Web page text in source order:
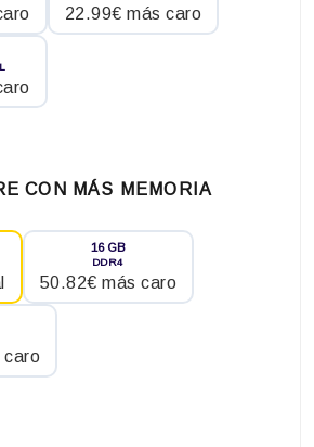
22.99€ más caro
CON MÁS MEMORIA
16 GB
DDR4
50.82€ más caro
caro